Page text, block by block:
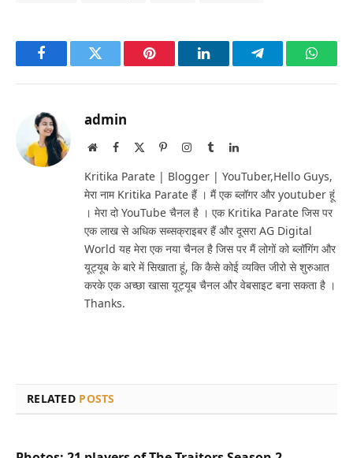
FacebookTwitter Pinterest LinkedInTelegram
admin
WebsiteFacebook PinterestInstagram
TumblrLinkedIn
Kritika Parate | Blogger | YouTuber,Hello Guys,
मेरा नाम Kritika Parate हैं । मैं एक ब्लॉगर और youtuber हूं
। मेरा दो YouTube चैनल है । एक Kritika Parate जिस पर
एक लाख से अधिक सब्सक्राइबर हैं और दूसरा AG Digital
World यह मेरा एक नया चैनल है जिस पर मैं लोगों को ब्लॉगिंग और
यूट्यूब के बारे में सिखाता हूं, कि कैसे कोई व्यक्ति जीरो से शुरुआत
करके एक अच्छा खासा यूट्यूब चैनल और वेबसाइट बना सकता है ।
Thanks.
RELATED POSTS